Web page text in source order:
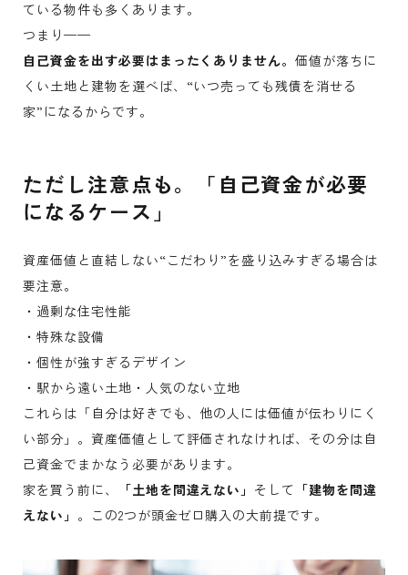
ている物件も多くあります。
つまり——
自己資金を出す必要はまったくありません。価値が落ちに
くい土地と建物を選べば、“いつ売っても残債を消せる
家”になるからです。
ただし注意点も。「自己資金が必要
になるケース」
資産価値と直結しない“こだわり”を盛り込みすぎる場合は
要注意。
・過剰な住宅性能
・特殊な設備
・個性が強すぎるデザイン
・駅から遠い土地・人気のない立地
これらは「自分は好きでも、他の人には価値が伝わりにく
い部分」。資産価値として評価されなければ、その分は自
己資金でまかなう必要があります。
家を買う前に、
「土地を間違えない」 そして 「建物を間違
えない」 。この2つが頭金ゼロ購入の大前提です。